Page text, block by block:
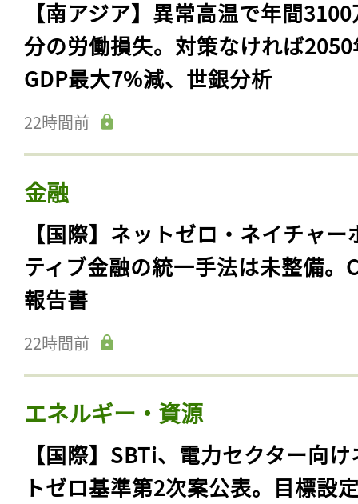
【南アジア】異常高温で年間
分の労働損失。対策なければ
GDP最大7%減、世銀分析
22時間前
金融
【国際】ネットゼロ・ネイチャー
ティブ金融の統一手法は未整備。
報告書
22時間前
エネルギー・資源
【国際】SBTi、電力セクター向
トゼロ基準第2次案公表。目標設